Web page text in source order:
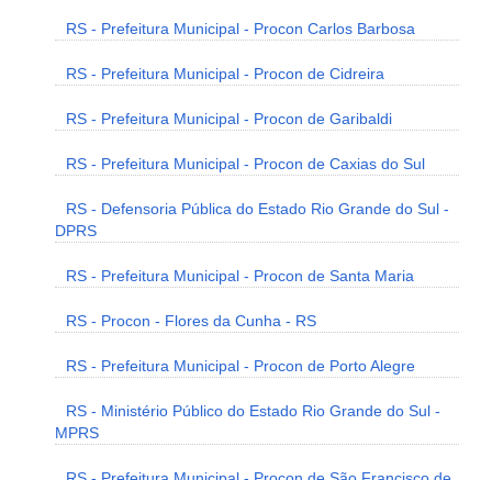
RS - Prefeitura Municipal - Procon Carlos Barbosa
RS - Prefeitura Municipal - Procon de Cidreira
RS - Prefeitura Municipal - Procon de Garibaldi
RS - Prefeitura Municipal - Procon de Caxias do Sul
RS - Defensoria Pública do Estado Rio Grande do Sul -
DPRS
RS - Prefeitura Municipal - Procon de Santa Maria
RS - Procon - Flores da Cunha - RS
RS - Prefeitura Municipal - Procon de Porto Alegre
RS - Ministério Público do Estado Rio Grande do Sul -
MPRS